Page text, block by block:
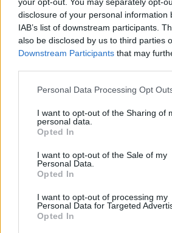
disclosure of your personal information
IAB’s list of downstream participants.
also be disclosed by us to third parties
Downstream Participants that may
Personal Data Processing Opt
I want to opt-out of the Sharing of
personal data.
Opted In
I want to opt-out of the Sale of my
Personal Data.
Opted In
I want to opt-out of processing my
Personal Data for Targeted
Opted In
žmogumi, jei užraktas
sulūžtų – nuskurdimas arba
išėjus iš namų išgirsti
ankstaus ryto giedras
Žvilgsnis į priekį:
pilnaties metas, kai svarbu likti
supratingiems,
sidabriniai, melsvi tonai.